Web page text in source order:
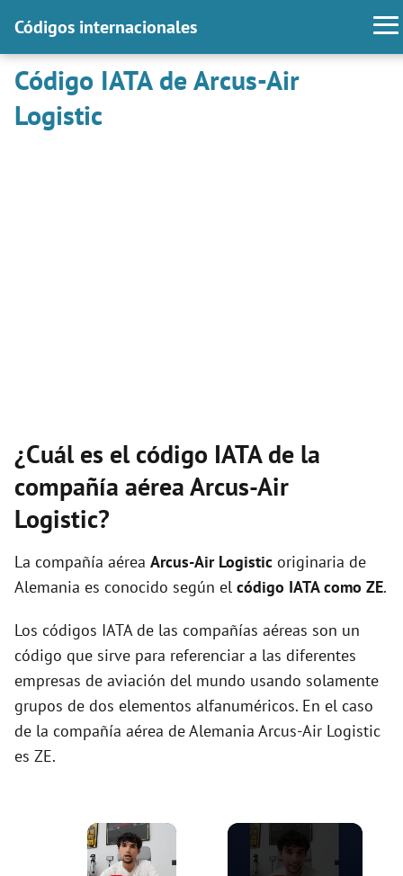
Códigos internacionales
Código IATA de Arcus-Air
Logistic
¿Cuál es el código IATA de la
compañía aérea Arcus-Air
Logistic?
La compañía aérea Arcus-Air Logistic originaria de
Alemania es conocido según el código IATA como ZE.
Los códigos IATA de las compañías aéreas son un
código que sirve para referenciar a las diferentes
empresas de aviación del mundo usando solamente
grupos de dos elementos alfanuméricos. En el caso
de la compañía aérea de Alemania Arcus-Air Logistic
es ZE.
×